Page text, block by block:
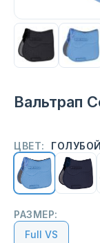
Вальтрап
ЦВЕТ: ГОЛУБОЙ
РАЗМЕР:
Full VS